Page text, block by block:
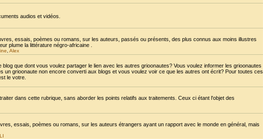
audios et vidéos.
essais, poèmes ou romans, sur les auteurs, passés ou présents, des plus connus aux moins illustres
plume la littérature négro-africaine .
Alex
que dont vous voulez partager le lien avec les autres grioonautes? Vous voulez informer les grioonautes
un grioonaute non encore converti aux blogs et vous voulez voir ce que les autres ont écrit? Pour toutes ces
le votre.
dans cette rubrique, sans aborder les points relatifs aux traitements. Ceux ci étant l'objet des
essais, poèmes ou romans, sur les auteurs étrangers ayant un rapport avec le monde en général, mais